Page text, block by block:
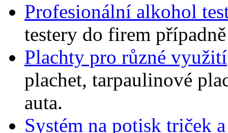
Profesionální alkohol
testery do firem
Plachty pro různé využití
plachet, tarpaulinové
auta.
Systém na potisk triček